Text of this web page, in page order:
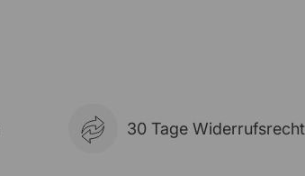
30 Tage Widerrufsrecht